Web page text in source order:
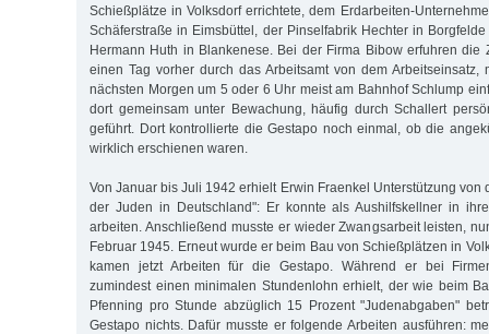
Schießplätze in Volksdorf errichtete, dem Erdarbeiten-
Schäferstraße in Eimsbüttel, der Pinselfabrik Hechter in
Hermann Huth in Blankenese. Bei der Firma Bibow erfuhren die
einen Tag vorher durch das Arbeitsamt von dem Arbeitseinsatz,
nächsten Morgen um 5 oder 6 Uhr meist am Bahnhof Schlump
dort gemeinsam unter Bewachung, häufig durch Schallert
geführt. Dort kontrollierte die Gestapo noch einmal, ob die
wirklich erschienen waren.
Von Januar bis Juli 1942 erhielt Erwin Fraenkel Unterstützung von
der Juden in Deutschland": Er konnte als Aushilfskellner in
arbeiten. Anschließend musste er wieder Zwangsarbeit leisten,
Februar 1945. Erneut wurde er beim Bau von Schießplätzen in
kamen jetzt Arbeiten für die Gestapo. Während er bei
zumindest einen minimalen Stundenlohn erhielt, der wie beim
Pfenning pro Stunde abzüglich 15 Prozent "Judenabgaben"
Gestapo nichts. Dafür musste er folgende Arbeiten ausführen: